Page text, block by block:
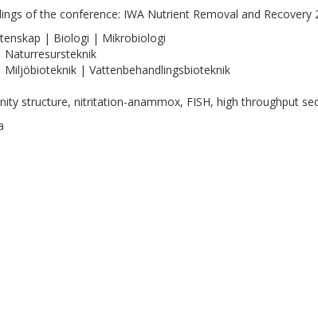
of the conference: IWA Nutrient Removal and
| Biologi | Mikrobiologi
Naturresursteknik
Miljöbioteknik | Vattenbehandlingsbioteknik
structure, nitritation-anammox, FISH, high throughput